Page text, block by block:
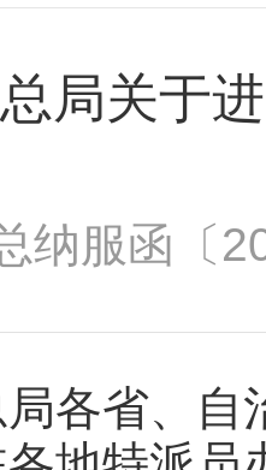
局关于
纳服函〔
各省、